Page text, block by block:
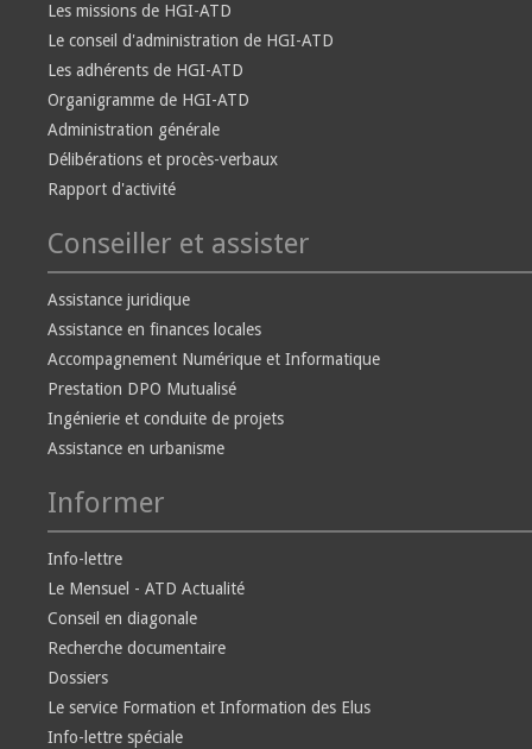
Les missions de HGI-ATD
Le conseil d'administration de HGI-ATD
Les adhérents de HGI-ATD
Organigramme de HGI-ATD
Administration générale
Délibérations et procès-verbaux
Rapport d'activité
Conseiller et assister
Assistance juridique
Assistance en finances locales
Accompagnement Numérique et Informatique
Prestation DPO Mutualisé
Ingénierie et conduite de projets
Assistance en urbanisme
Informer
Info-lettre
Le Mensuel - ATD Actualité
Conseil en diagonale
Recherche documentaire
Dossiers
Le service Formation et Information des Elus
Info-lettre spéciale